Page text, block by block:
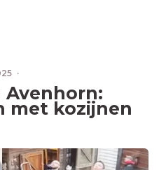
·
met kozijnen